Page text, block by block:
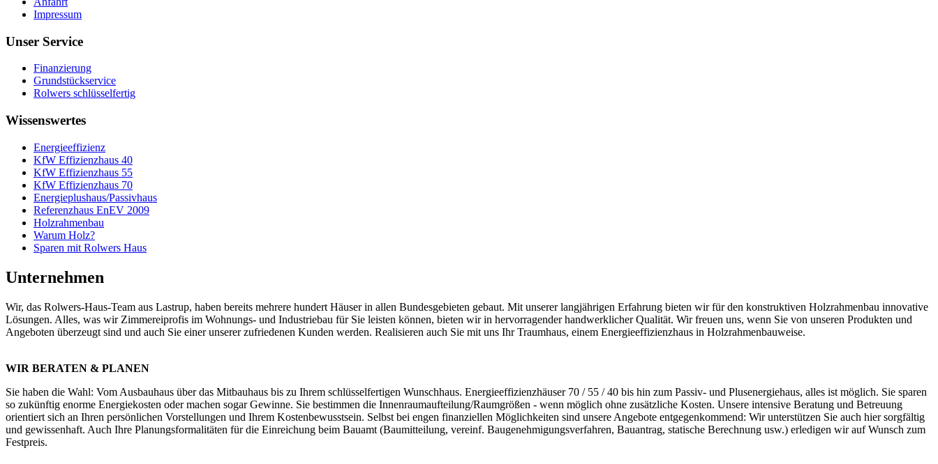
Impressum
Unser Service
Finanzierung
Grundstückservice
Rolwers schlüsselfertig
Wissenswertes
Energieeffizienz
KfW Effizienzhaus 40
KfW Effizienzhaus 55
KfW Effizienzhaus 70
Energieplushaus/Passivhaus
Referenzhaus EnEV 2009
Holzrahmenbau
Warum Holz?
Sparen mit Rolwers Haus
Unternehmen
Wir, das Rolwers-Haus-Team aus Lastrup, haben bereits mehrere hundert Häuser in allen Bundesgebieten gebaut. Mit unserer langjährigen Erfahrung bieten wir für den konstruktiven Holzrahmenbau innovative
Lösungen. Alles, was wir Zimmereiprofis im Wohnungs- und Industriebau für Sie leisten können, bieten wir in hervorragender handwerklicher Qualität. Wir freuen uns, wenn Sie von unseren Produkten und
Angeboten überzeugt sind und auch Sie einer unserer zufriedenen Kunden werden. Realisieren auch Sie mit uns Ihr Traumhaus, einem Energieeffizienzhaus in Holzrahmenbauweise.
WIR BERATEN & PLANEN
Sie haben die Wahl: Vom Ausbauhaus über das Mitbauhaus bis zu Ihrem schlüsselfertigen Wunschhaus. Energieeffizienzhäuser 70 / 55 / 40 bis hin zum Passiv- und Plusenergiehaus, alles ist möglich. Sie sparen
so zukünftig enorme Energiekosten oder machen sogar Gewinne. Sie bestimmen die Innenraumaufteilung/Raumgrößen - wenn möglich ohne zusätzliche Kosten. Unsere intensive Beratung und Betreuung
orientiert sich an Ihren persönlichen Vorstellungen und Ihrem Kostenbewusstsein. Selbst bei engen finanziellen Möglichkeiten sind unsere Angebote entgegenkommend: Wir unterstützen Sie auch hier sorgfältig
und gewissenhaft. Auch Ihre Planungsformalitäten für die Einreichung beim Bauamt (Baumitteilung, vereinf. Baugenehmigungsverfahren, Bauantrag, statische Berechnung usw.) erledigen wir auf Wunsch zum
Festpreis.